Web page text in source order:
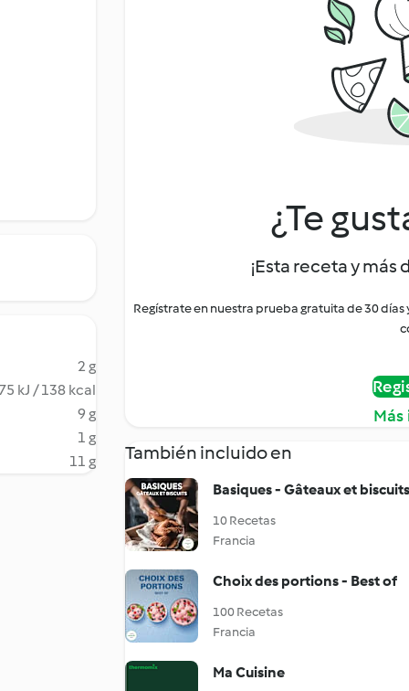
2 g
kJ / 138 kcal
9 g
1 g
11 g
¿Te
¡Esta receta y más
Regístrate en nuestra prueba gratuita de 30
También incluido en
Basiques - Gâteaux et biscuits
10 Recetas
Francia
Choix des portions - Best of
100 Recetas
Francia
Ma Cuisine